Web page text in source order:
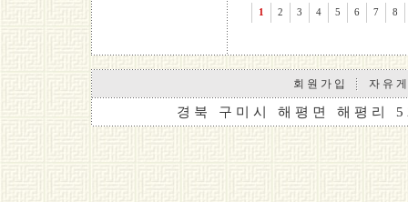
1 2 3 4 5 6 7 8
회 원 가 입 자 유
경 북 구 미 시 해 평 면 해 평